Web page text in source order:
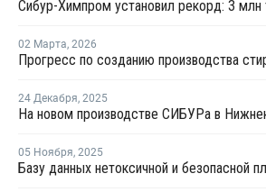
02 Марта, 2026
24 Декабря, 2025
05 Ноября, 2025